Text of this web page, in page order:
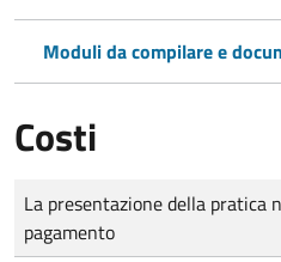
Moduli da compilare e
Costi
Tipo di pagamento
Importo
La presentazione della pratica
pagamento